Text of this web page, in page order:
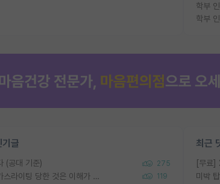
학부
학부
글
(공대 기준) 275
대학원생들 교수에게 가스라이팅 당한 것은 이해가 갑니다. 안타깝네요. 119
최근
미박